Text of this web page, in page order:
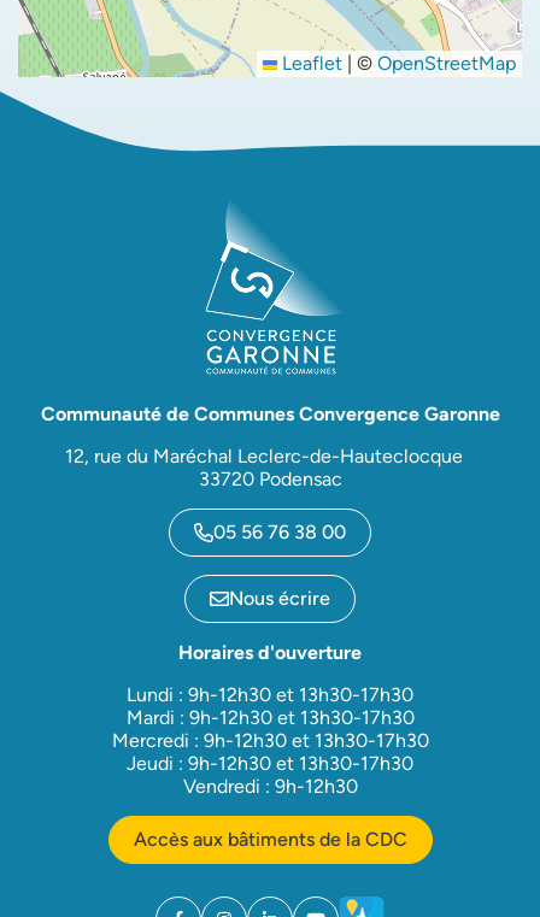
Leaflet | © OpenStreetMap
Communauté de Communes Convergence Garonne
12, rue du Maréchal Leclerc-de-Hauteclocque
33720 Podensac
05 56 76 38 00
Nous écrire
Horaires d'ouverture
Lundi : 9h-12h30 et 13h30-17h30
Mardi : 9h-12h30 et 13h30-17h30
Mercredi : 9h-12h30 et 13h30-17h30
Jeudi : 9h-12h30 et 13h30-17h30
Vendredi : 9h-12h30
Accès aux bâtiments de la CDC